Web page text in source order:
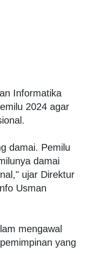
Informatika
2024 agar
damai. Pemilu
damai
ujar Direktur
Usman
mengawal
yang